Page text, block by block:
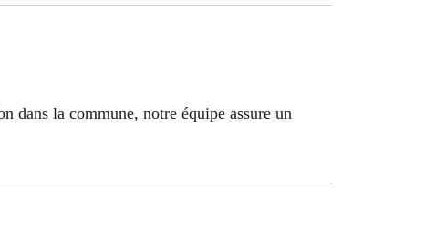
dans la commune, notre équipe assure un